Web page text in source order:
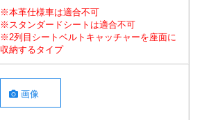
※本革仕様車は適合不可
※スタンダードシートは適合不可
※2列目シートベルトキャッチャーを座面に
収納するタイプ
画像